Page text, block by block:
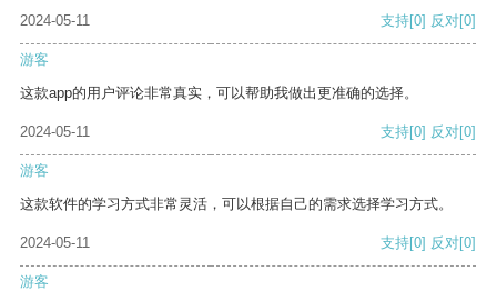
2024-05-11
支持[0] 反对[0]
游客
这款app的用户评论非常真实，可以帮助我做出更准确的选择。
2024-05-11 支持[0] 反对[0]
游客
这款软件的学习方式非常灵活，可以根据自己的需求选择学习方式。
2024-05-11 支持[0] 反对[0]
游客